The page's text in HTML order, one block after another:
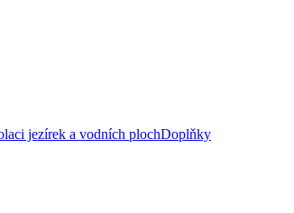
jezírek a vodních plochDoplňky